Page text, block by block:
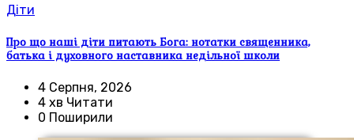
Діти
Про що наші діти питають Бога: нотатки священника,
батька і духовного наставника недільної школи
4 Серпня, 2026
4 хв Читати
0 Поширили